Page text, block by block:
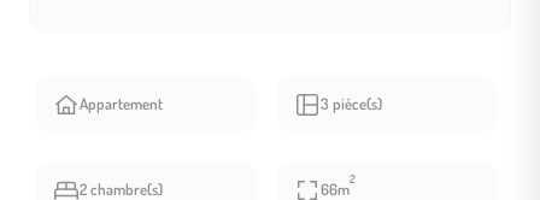
Appartement 3 pièce(s)
2 chambre(s) 66m
2